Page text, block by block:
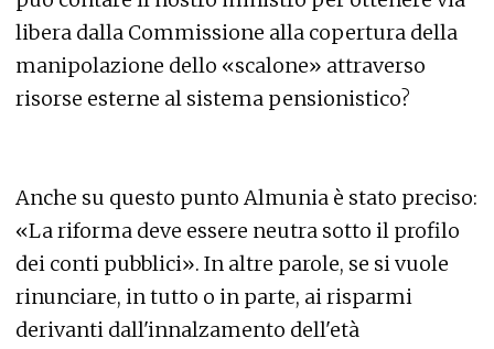
libera dalla Commissione alla copertura della
manipolazione dello «scalone» attraverso
risorse esterne al sistema pensionistico?
Anche su questo punto Almunia è stato preciso:
«La riforma deve essere neutra sotto il profilo
dei conti pubblici». In altre parole, se si vuole
rinunciare, in tutto o in parte, ai risparmi
derivanti dall'innalzamento dell'età